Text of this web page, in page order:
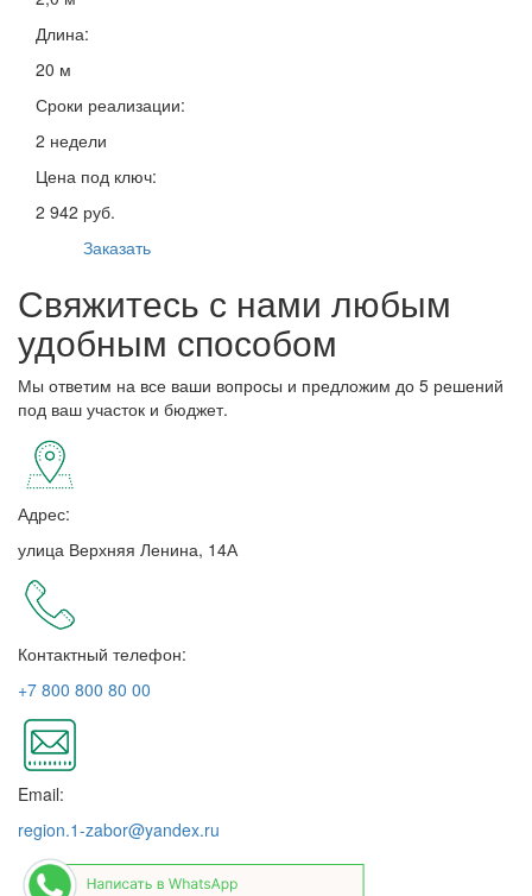
Длина:
20 м
Сроки реализации:
2 недели
Цена под ключ:
2 942 руб.
Заказать
Свяжитесь с нами любым
удобным способом
Мы ответим на все ваши вопросы и предложим до 5 решений
под ваш участок и бюджет.
Адрес:
улица Верхняя Ленина, 14А
Контактный телефон:
+7 800 800 80 00
Email:
region.1-zabor@yandex.ru